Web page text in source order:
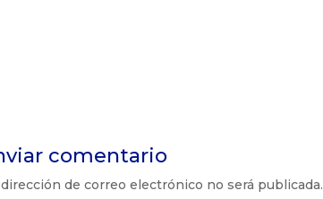
comentario
de correo electrónico no será publicada.